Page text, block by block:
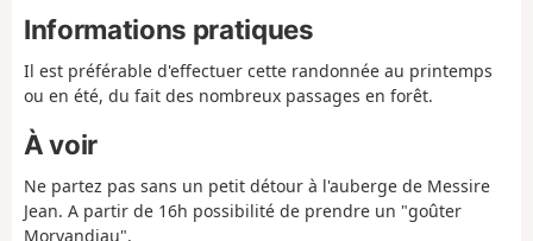
Informations pratiques
Il est préférable d'effectuer cette randonnée au printemps
ou en été, du fait des nombreux passages en forêt.
À voir
Ne partez pas sans un petit détour à l'auberge de Messire
Jean. A partir de 16h possibilité de prendre un "goûter
Morvandiau".